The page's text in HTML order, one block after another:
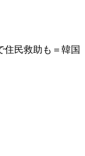
民救助も＝韓国